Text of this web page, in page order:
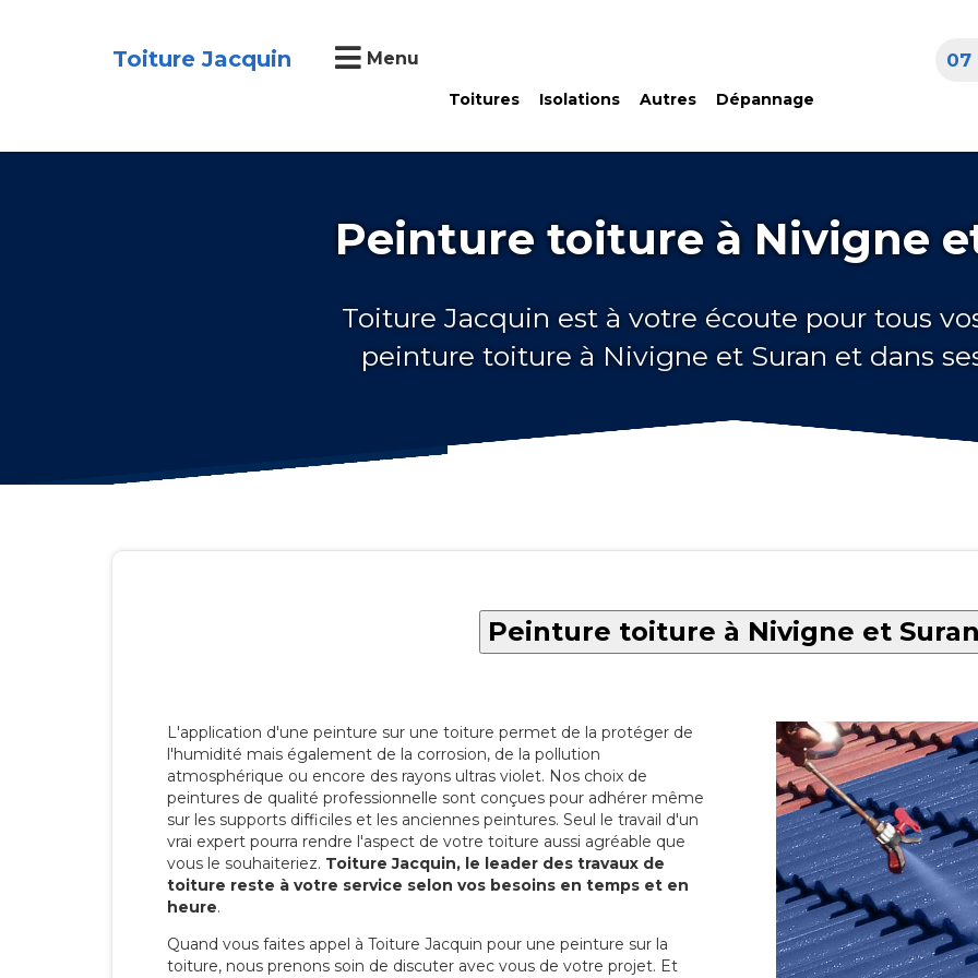
Toiture Jacquin Menu
Toitures Isolations Autres Dépannage
07
Peinture toiture à Nivigne
Toiture Jacquin est à votre écoute pour tous
peinture toiture à Nivigne et Suran et dans
Peinture toiture à Nivigne et
L'application d'une peinture sur une toiture permet de la protéger de
l'humidité mais également de la corrosion, de la pollution
atmosphérique ou encore des rayons ultras violet. Nos choix de
peintures de qualité professionnelle sont conçues pour adhérer même
sur les supports difficiles et les anciennes peintures. Seul le travail d'un
vrai expert pourra rendre l'aspect de votre toiture aussi agréable que
vous le souhaiteriez. Toiture Jacquin, le leader des travaux de
toiture reste à votre service selon vos besoins en temps et en
heure.
Quand vous faites appel à Toiture Jacquin pour une peinture sur la
toiture, nous prenons soin de discuter avec vous de votre projet. Et